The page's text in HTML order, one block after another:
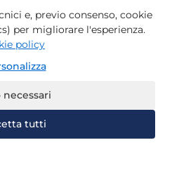
Paritario Lorenzo
di Stabia | Powered by
La scuola e il territorio
e, previo consenso, cookie
per migliorare l'esperienza.
policy
necessari
tutti